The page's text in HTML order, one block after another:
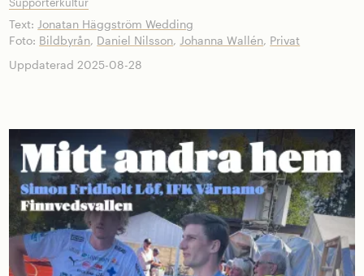
Text: Jonatan Häggström Wedding
Foto: Bildbyrån, Daniel Nilsson, Johanna Wallén, Privat
Uppdaterad 2025-08-28